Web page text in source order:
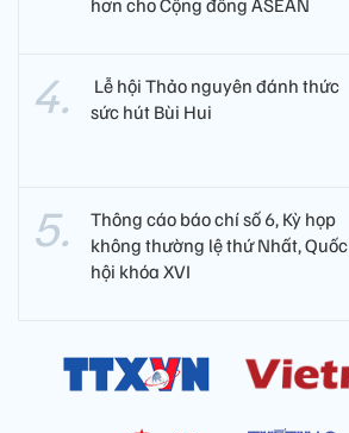
hơn cho Cộng đồng ASEAN
​ Lễ hội Thảo nguyên đánh thức
sức hút Bùi Hui
Thông cáo báo chí số 6, Kỳ họp
không thường lệ thứ Nhất, Quốc
hội khóa XVI